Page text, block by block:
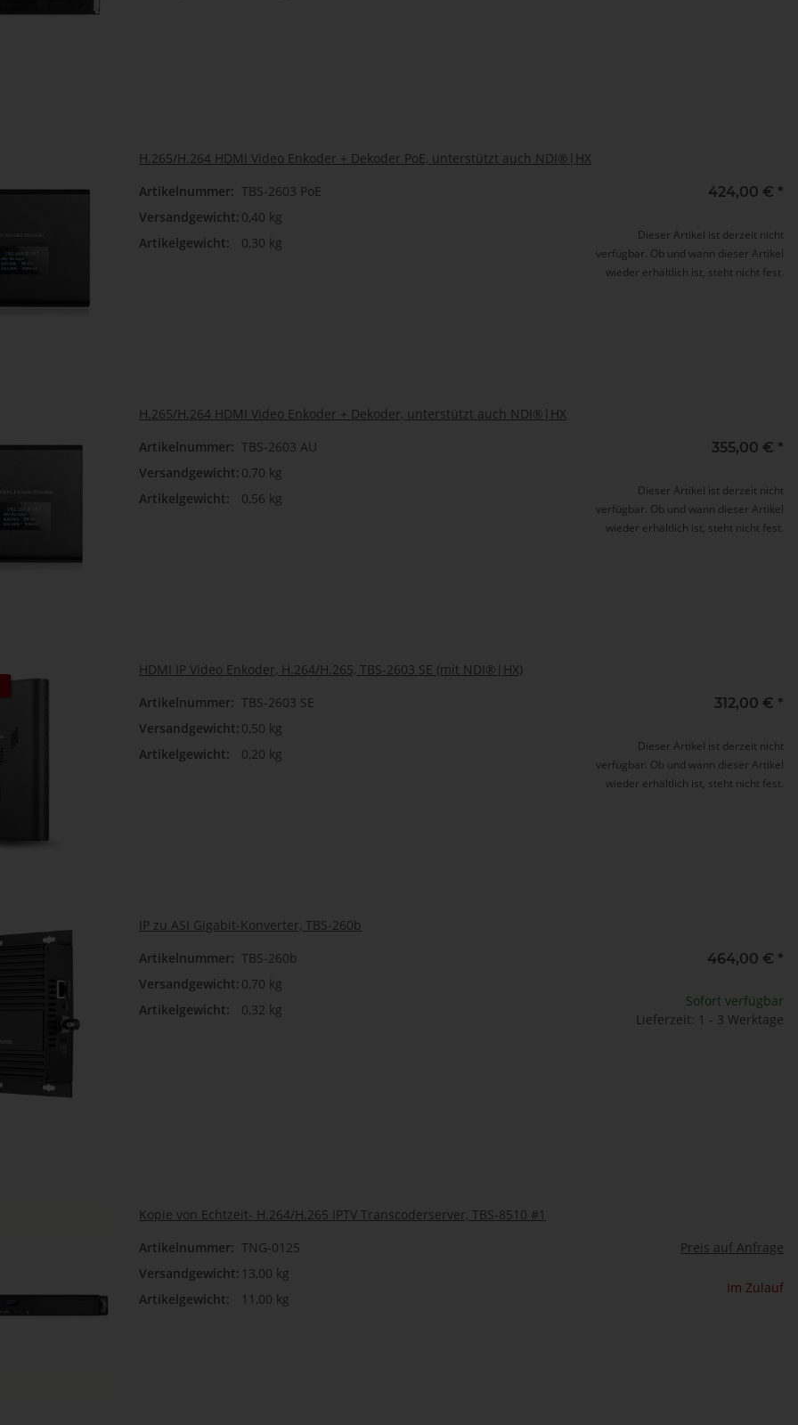
H.265/H.264 HDMI Video Enkoder + Dekoder PoE, unterstützt auch NDI®|HX
Artikelnummer: TBS-2603 PoE
Versandgewicht: 0,40 kg
Artikelgewicht:
0,30 kg
424,00 € *
Dieser Artikel ist derzeit nicht
verfügbar. Ob und wann dieser Artikel
wieder erhältlich ist, steht nicht fest.
H.265/H.264 HDMI Video Enkoder + Dekoder, unterstützt auch NDI®|HX
Artikelnummer: TBS-2603 AU
Versandgewicht: 0,70 kg
Artikelgewicht:
0,56 kg
355,00 € *
Dieser Artikel ist derzeit nicht
verfügbar. Ob und wann dieser Artikel
wieder erhältlich ist, steht nicht fest.
HDMI IP Video Enkoder, H.264/H.265, TBS-2603 SE (mit NDI®|HX)
Artikelnummer: TBS-2603 SE
Versandgewicht: 0,50 kg
Artikelgewicht:
0,20 kg
312,00 € *
Dieser Artikel ist derzeit nicht
verfügbar. Ob und wann dieser Artikel
wieder erhältlich ist, steht nicht fest.
IP zu ASI Gigabit-Konverter, TBS-260b
Artikelnummer: TBS-260b
Versandgewicht: 0,70 kg
Artikelgewicht:
0,32 kg
464,00 € *
Sofort verfügbar
Lieferzeit: 1 - 3 Werktage
Kopie von Echtzeit- H.264/H.265 IPTV Transcoderserver, TBS-8510 #1
Artikelnummer: TNG-0125
Versandgewicht: 13,00 kg
Artikelgewicht:
11,00 kg
Preis auf Anfrage
Im Zulauf